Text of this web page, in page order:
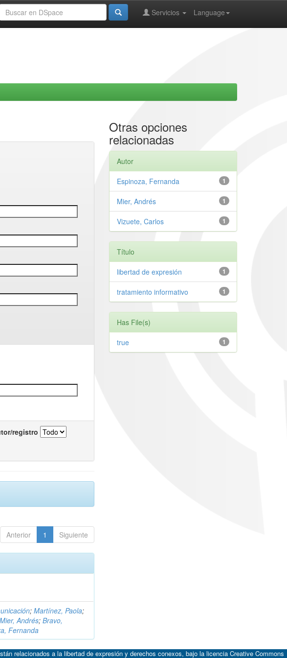
Language
Servicios
registro
Anterior 1 Siguiente
;Martínez, Paola;
Mier, Andrés;Bravo,
Fernanda
Otras opciones
relacionadas
Autor
1
Espinoza, Fernanda
1
Mier, Andrés
1
Vizuete, Carlos
Título
1
libertad de expresión
1
tratamiento informativo
Has File(s)
1
true
relacionados a la libertad de expresión y derechos conexos, bajo la licencia Creative Commons